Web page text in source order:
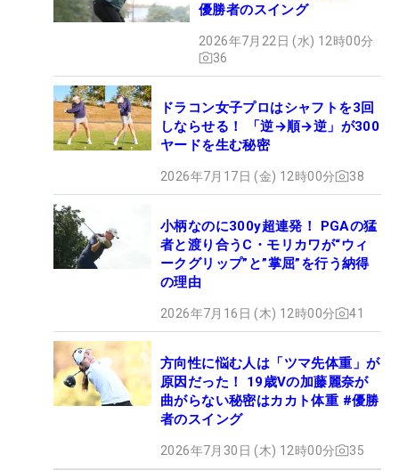
優勝者のスイング
2026年7月22日 (水) 12時00分
36
ドラコン女子プロはシャフトを3回
しならせる！ 「逆→順→逆」が300
ヤードを生む秘密
2026年7月17日 (金) 12時00分 38
小柄なのに300y超連発！ PGAの猛
者と渡り合うC・モリカワが“ウィ
ークグリップ”と”掌屈”を行う納得
の理由
2026年7月16日 (木) 12時00分 41
方向性に悩む人は「ツマ先体重」が
原因だった！ 19歳Vの加藤麗奈が
曲がらない秘密はカカト体重 #優勝
者のスイング
2026年7月30日 (木) 12時00分 35